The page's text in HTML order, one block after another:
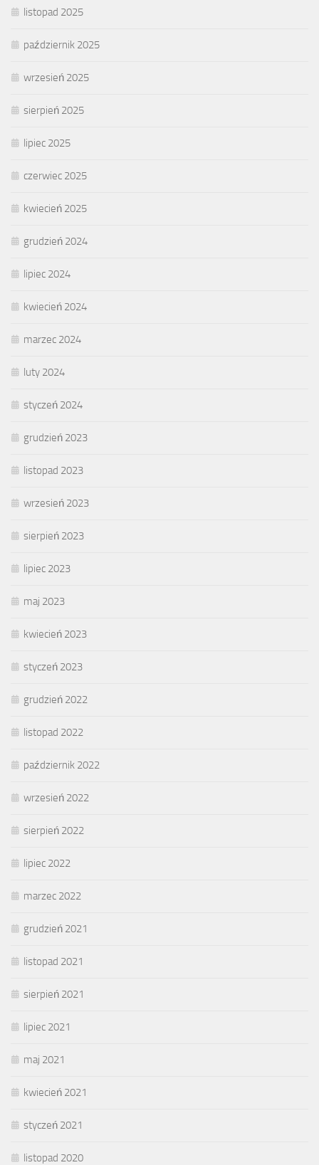
listopad 2025
październik 2025
wrzesień 2025
sierpień 2025
lipiec 2025
czerwiec 2025
kwiecień 2025
grudzień 2024
lipiec 2024
kwiecień 2024
marzec 2024
luty 2024
styczeń 2024
grudzień 2023
listopad 2023
wrzesień 2023
sierpień 2023
lipiec 2023
maj 2023
kwiecień 2023
styczeń 2023
grudzień 2022
listopad 2022
październik 2022
wrzesień 2022
sierpień 2022
lipiec 2022
marzec 2022
grudzień 2021
listopad 2021
sierpień 2021
lipiec 2021
maj 2021
kwiecień 2021
styczeń 2021
listopad 2020